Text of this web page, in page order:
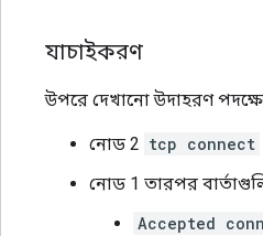
যাচাইকরণ
উপরে দেখানো উদাহরণ
নোড 2 tcp connect
নোড 1 তারপর
Accepted